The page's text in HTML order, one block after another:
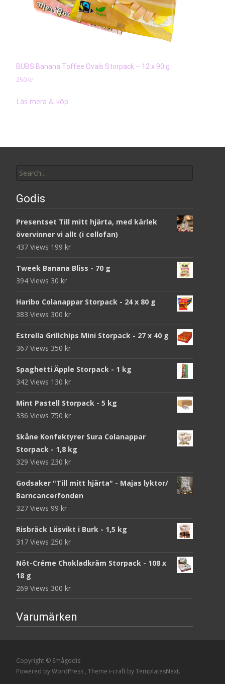
BUBS Banana Toffee Ovals Storpack – 12 x 90 g
250 kr
Läs mera & köp
for:
Godis
Presentset Till mitt hjärta, med kärlek
övervinner vi allt (i cellofan)
437 Views 199 kr
Tweek Banana Bliss - 70 g
394 Views 30 kr
Haribo Colanappar Storpack - 24 x 80 g
383 Views 300 kr
Estrella Grillchips Mini Storpack - 27 x 40 g
367 Views 350 kr
Spaghetti Äpple Storpack - 1 kg
342 Views 130 kr
Mint Pastell Storpack - 5 kg
336 Views 750 kr
Skåne Konfektyrer Sura Colanappar
Storpack - 1,8 kg
329 Views 230 kr
Godsaker "Till mitt hjärta" - Majas lyktor/
Barncancerfonden
327 Views 99 kr
Risbräck Lösvikt i Burk - 1,5 kg
317 Views 250 kr
Nöt-Créme Chokladkräm Storpack - 108 x
18 g
269 Views 300 kr
Varumärken
Copyright © Smågodis
Powered by WordPress , Theme i-craft by TemplatesNext.